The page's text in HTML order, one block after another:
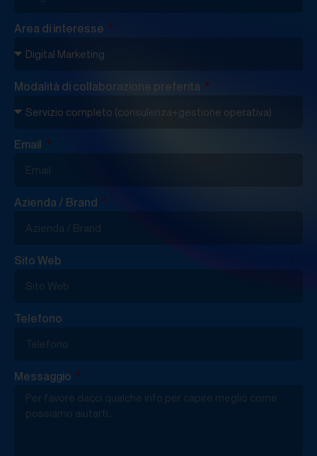
Area di interesse
Modalità di collaborazione preferita
Email
Azienda / Brand
Sito Web
Telefono
Messaggio